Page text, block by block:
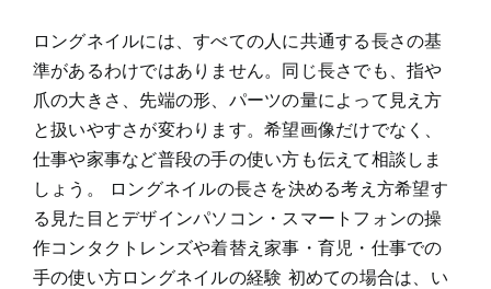
ロングネイルには、すべての人に共通する長さの基
準があるわけではありません。同じ長さでも、指や
爪の大きさ、先端の形、パーツの量によって見え方
と扱いやすさが変わります。希望画像だけでなく、
仕事や家事など普段の手の使い方も伝えて相談しま
しょう。 ロングネイルの長さを決める考え方希望す
る見た目とデザインパソコン・スマートフォンの操
作コンタクトレンズや着替え家事・育児・仕事での
手の使い方ロングネイルの経験 初めての場合は、い